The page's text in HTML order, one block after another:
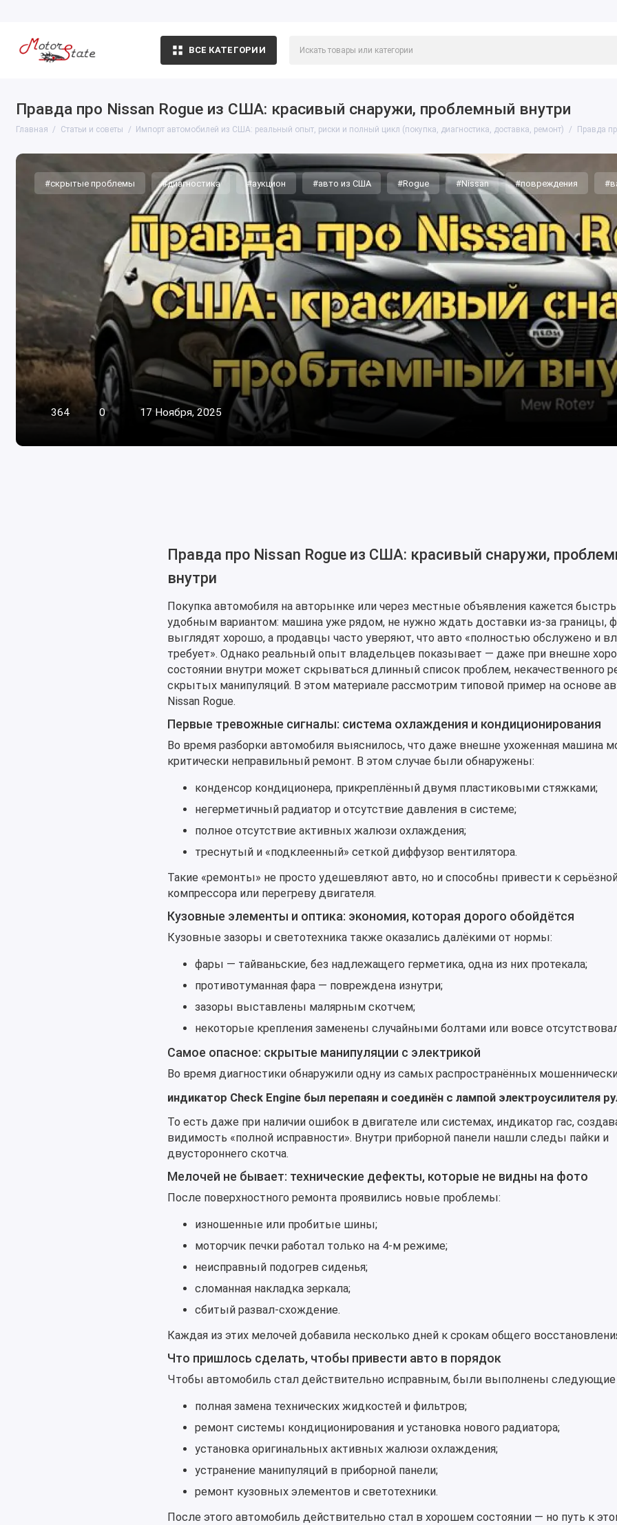
ВСЕ КАТЕГОРИИ
Правда про Nissan Rogue из США: красивый снаружи, проблемный внутри
Главная Статьи и советы Импорт автомобилей из США: реальный опыт, риски и полный цикл (покупка, диагностика, доставка, ремонт) Правда
#скрытые проблемы #диагностика #аукцион #авто из США #Rogue #Nissan #повреждения
364 0 17 Ноября, 2025
Правда про Nissan Rogue из США: красивый снаружи,
внутри
Покупка автомобиля на авторынке или через местные объявления кажется
удобным вариантом: машина уже рядом, не нужно ждать доставки из-за границы,
выглядят хорошо, а продавцы часто уверяют, что авто «полностью обслужено и
требует». Однако реальный опыт владельцев показывает — даже при внешне
состоянии внутри может скрываться длинный список проблем, некачественного
скрытых манипуляций. В этом материале рассмотрим типовой пример на основе
Nissan Rogue.
Первые тревожные сигналы: система охлаждения и кондиционирования
Во время разборки автомобиля выяснилось, что даже внешне ухоженная машина
критически неправильный ремонт. В этом случае были обнаружены:
конденсор кондиционера, прикреплённый двумя пластиковыми стяжками;
негерметичный радиатор и отсутствие давления в системе;
полное отсутствие активных жалюзи охлаждения;
треснутый и «подклеенный» сеткой диффузор вентилятора.
Такие «ремонты» не просто удешевляют авто, но и способны привести к
компрессора или перегреву двигателя.
Кузовные элементы и оптика: экономия, которая дорого обойдётся
Кузовные зазоры и светотехника также оказались далёкими от нормы:
фары — тайваньские, без надлежащего герметика, одна из них протекала;
противотуманная фара — повреждена изнутри;
зазоры выставлены малярным скотчем;
некоторые крепления заменены случайными болтами или вовсе
Самое опасное: скрытые манипуляции с электрикой
Во время диагностики обнаружили одну из самых распространённых
индикатор Check Engine был перепаян и соединён с лампой электроусилителя
То есть даже при наличии ошибок в двигателе или системах, индикатор гас,
видимость «полной исправности». Внутри приборной панели нашли следы пайки и
двустороннего скотча.
Мелочей не бывает: технические дефекты, которые не видны на фото
После поверхностного ремонта проявились новые проблемы:
изношенные или пробитые шины;
моторчик печки работал только на 4-м режиме;
неисправный подогрев сиденья;
сломанная накладка зеркала;
сбитый развал-схождение.
Каждая из этих мелочей добавила несколько дней к срокам общего
Что пришлось сделать, чтобы привести авто в порядок
Чтобы автомобиль стал действительно исправным, были выполнены следующие
полная замена технических жидкостей и фильтров;
ремонт системы кондиционирования и установка нового радиатора;
установка оригинальных активных жалюзи охлаждения;
устранение манипуляций в приборной панели;
ремонт кузовных элементов и светотехники.
После этого автомобиль действительно стал в хорошем состоянии — но путь к